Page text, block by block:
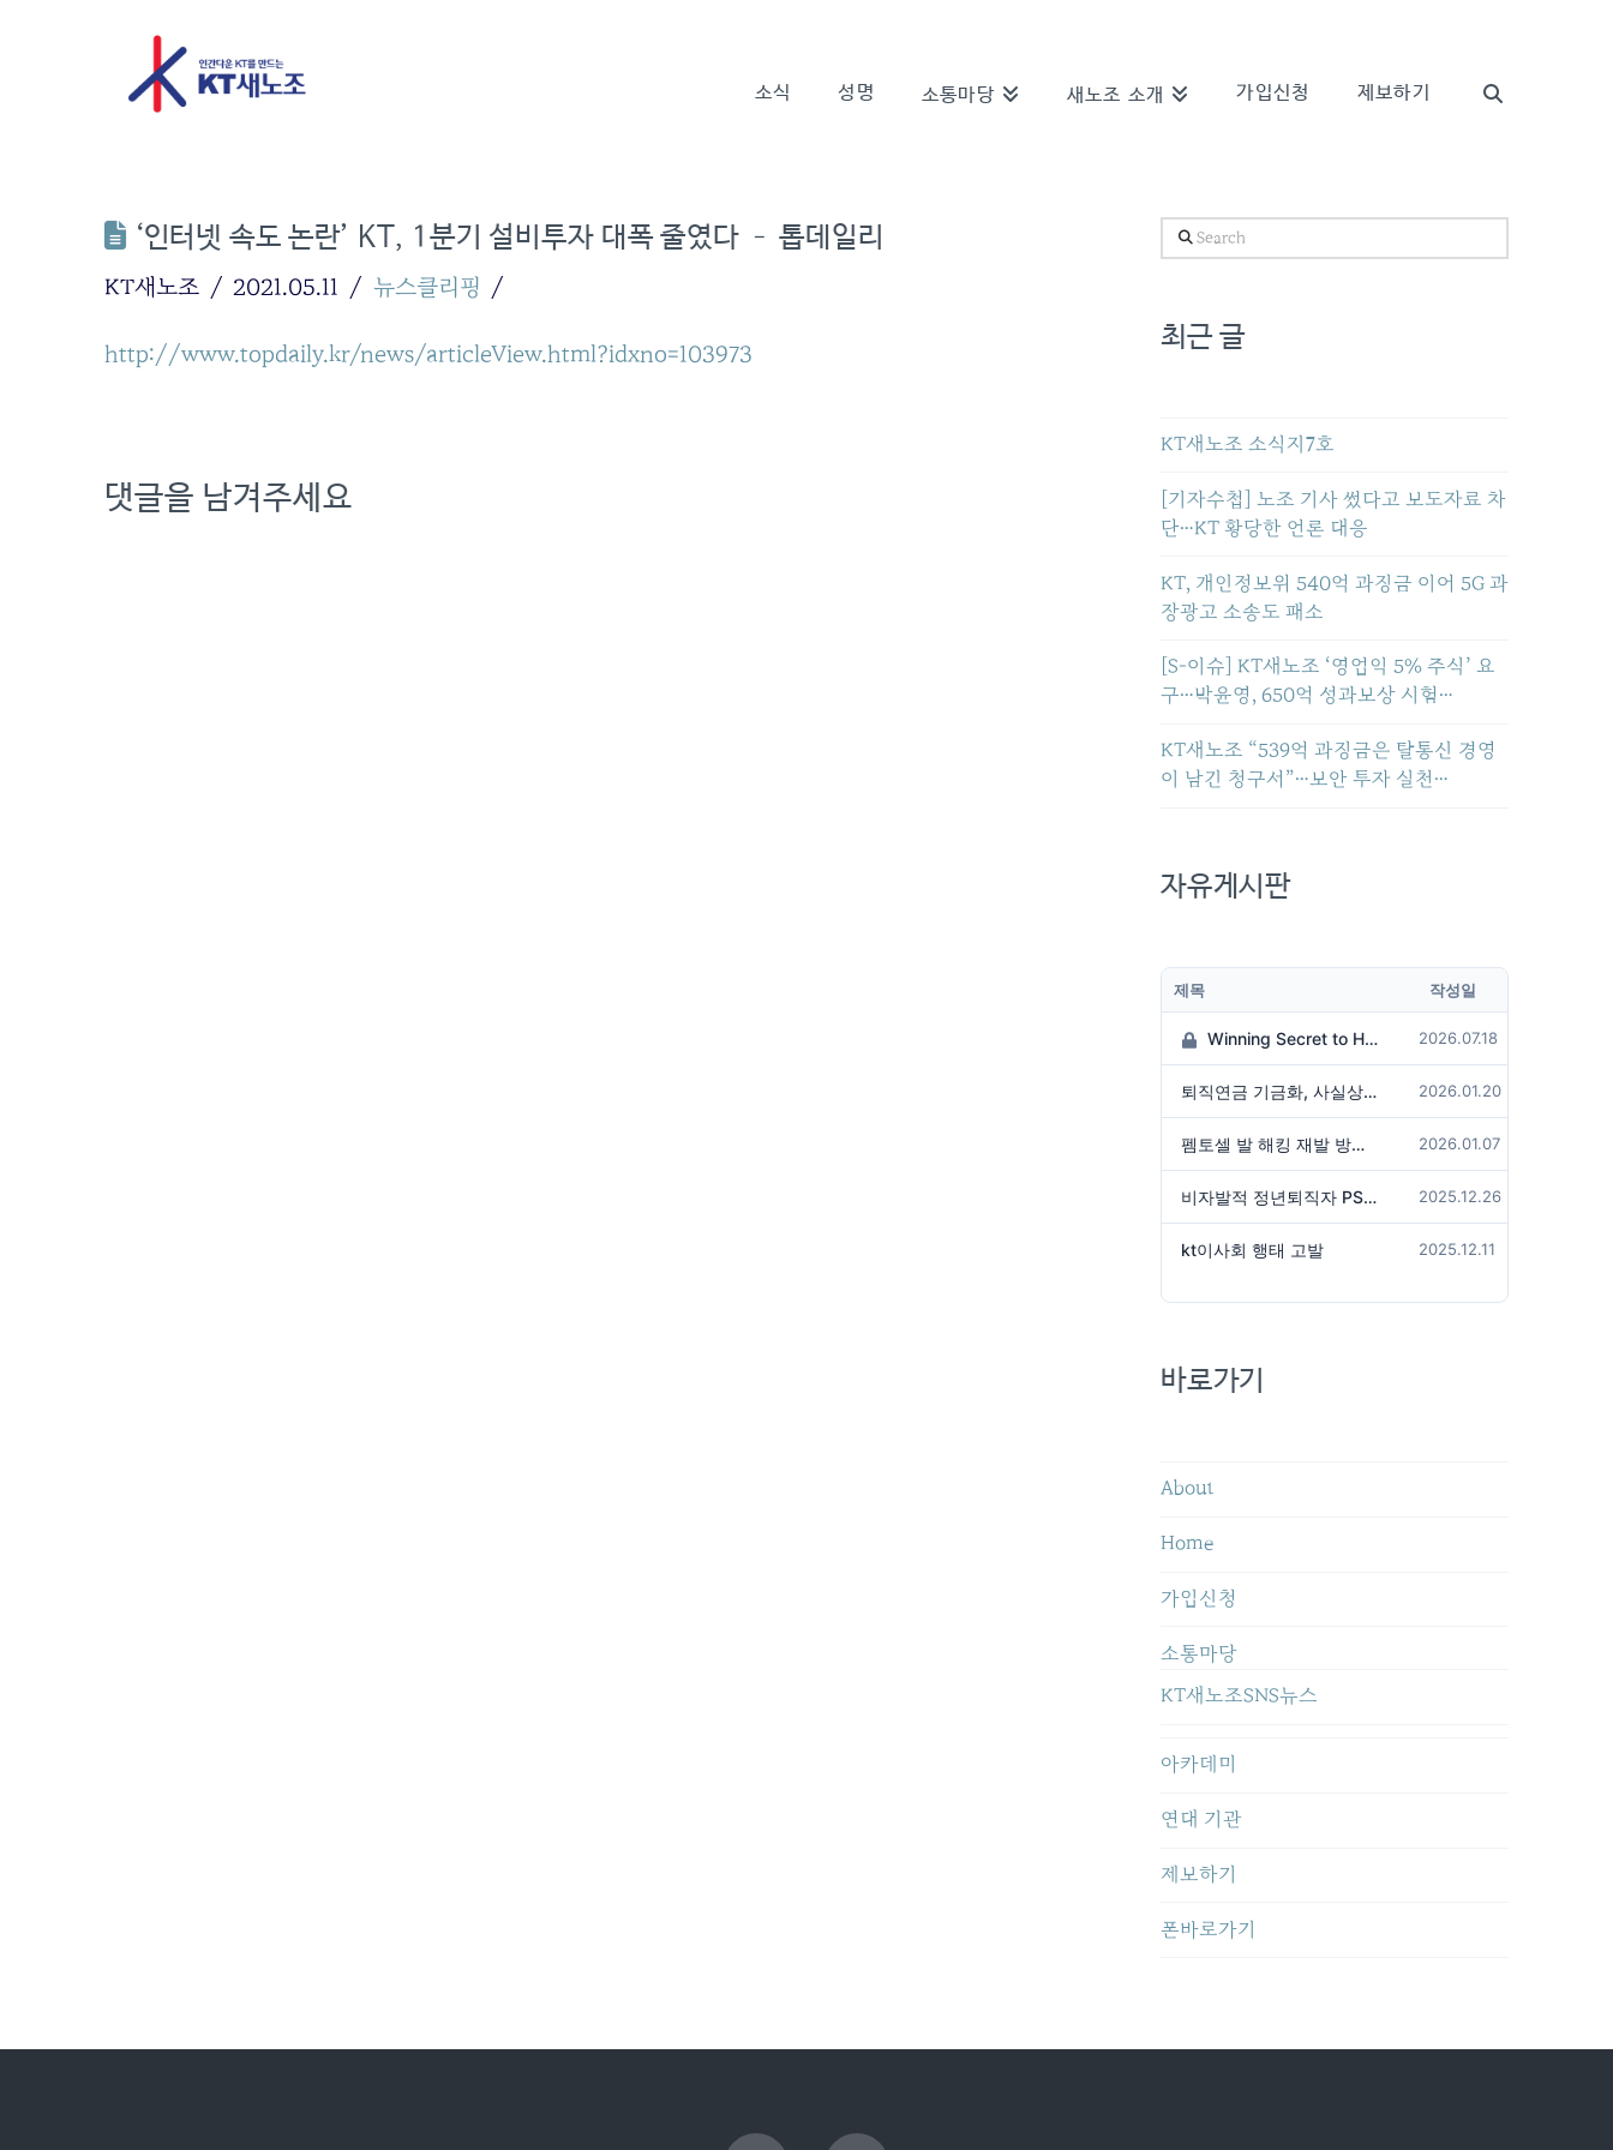
소식 성명 소통마당 새노조 소개 가입신청 제보하기
‘인터넷 속도 논란’ KT, 1분기 설비투자 대폭 줄였다 – 톱데일리
KT새노조 2021.05.11 뉴스클리핑
http://www.topdaily.kr/news/articleView.html?idxno=103973
댓글을 남겨주세요
Search
최근 글
KT새노조 소식지7호
[기자수첩] 노조 기사 썼다고 보도자료 차
단…KT 황당한 언론 대응
KT, 개인정보위 540억 과징금 이어 5G 과
장광고 소송도 패소
[S-이슈] KT새노조 ‘영업익 5% 주식’ 요
구…박윤영, 650억 성과보상 시험…
KT새노조 “539억 과징금은 탈통신 경영
이 남긴 청구서”…보안 투자 실천…
자유게시판
제목 작성일
Winning Secret to Hit the Jackpot! 2026.07.18
퇴직연금 기금화, 사실상 국가가 관리하겠다는 것인가? 2026.01.20
펨토셀 발 해킹 재발 방지 위해서는 2026.01.07
비자발적 정년퇴직자 PS성과급 미지급은 임금체불 아닌가? 2025.12.26
kt이사회 행태 고발 2025.12.11
바로가기
About
Home
가입신청
소통마당
KT새노조SNS뉴스
아카데미
연대 기관
제보하기
폰바로가기